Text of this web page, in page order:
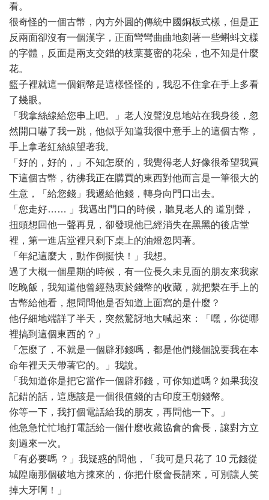
看。
很奇怪的一個古幣，內方外圓的傳統中國銅板式樣，但是正
反兩面卻沒有一個漢字，正面彎彎曲曲地刻著一些蝌蚪文樣
的字體，反面是兩支交錯的枝葉蔓密的花朵，也不知是什麼
花。
籃子裡就這一個銅幣是這樣怪怪的，我忍不住拿在手上多看
了幾眼。
「我拿絲線給您串上吧。」老人沒聲沒息地站在我身後，忽
然開口嚇了我一跳，他似乎知道我很中意手上的這個古幣，
手上拿著紅絲線望著我。
「好的，好的，」不知怎麼的，我覺得老人好像很希望我買
下這個古幣，彷彿我正在購買的東西對他而言是一筆很大的
生意，「給您錢」我遞給他錢，轉身向門口出去。
「您走好…… 」我邁出門口的時候，聽見老人的 道別聲，
扭頭想回他一聲再見，卻發現他已經消失在黑黑的後店堂
裡，第一進店堂裡只剩下桌上的油燈忽閃著。
「年紀這麼大，動作倒挺快！」我想。
過了大概一個星期的時候，有一位長久未見面的朋友來我家
吃晚飯，我知道他曾經熱衷於錢幣的收藏，就把繫在手上的
古幣給他看，想問問他是否知道上面寫的是什麼？
他仔細地端詳了半天，突然驚訝地大喊起來：「嘿，你從哪
裡搞到這個東西的？」
「怎麼了，不就是一個辟邪錢嗎，都是他們幾個說要我在本
命年裡天天帶著它的。」我說。
「我知道你是把它當作一個辟邪錢，可你知道嗎？如果我沒
記錯的話，這應該是一個很值錢的古印度王朝錢幣。
你等一下，我打個電話給我的朋友，再問他一下。」
他急急忙忙地打電話給一個什麼收藏協會的會長，讓對方立
刻過來一次。
「有必要嗎 ？」我疑惑的問他，「我可是只花了 10 元錢從
城隍廟那個破地方揀來的，你把什麼會長請來，可別讓人笑
掉大牙啊！」